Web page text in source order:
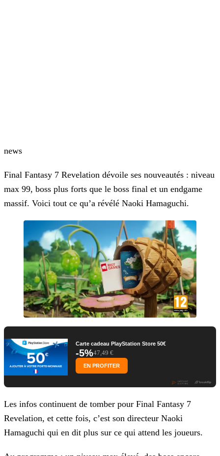
news
Final Fantasy 7 Revelation dévoile ses nouveautés : niveau
max 99, boss plus forts que le boss final et un endgame
massif. Voici tout ce qu’a révélé Naoki Hamaguchi.
Carte cadeau PlayStation Store 50€
-5%47,49 €
EN PROFITER
Les infos continuent de tomber pour Final Fantasy 7
Revelation, et cette fois, c’est son directeur Naoki
Hamaguchi qui en dit plus sur ce qui attend les joueurs.